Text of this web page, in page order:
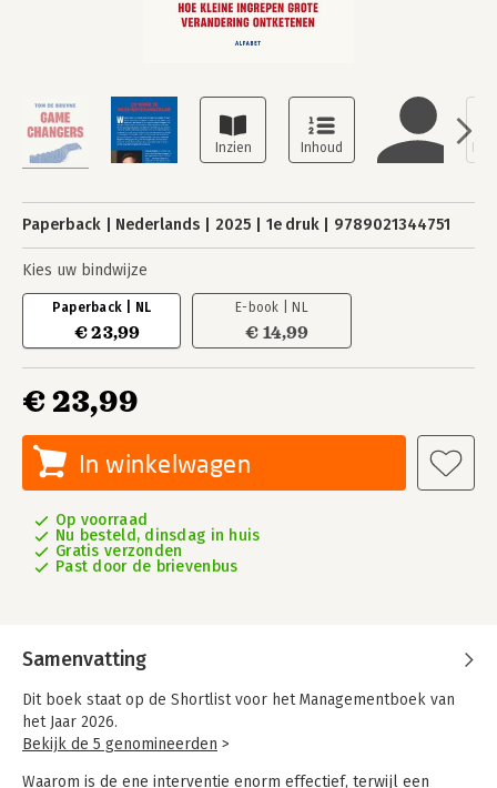
Paperback Nederlands 2025 1e druk 9789021344751
Kies uw bindwijze
Paperback | NL
€ 23,99
E-book | NL
€ 14,99
€ 23,99
In winkelwagen
Op voorraad
Nu besteld, dinsdag in huis
Gratis verzonden
Past door de brievenbus
Samenvatting
Dit boek staat op de Shortlist voor het Managementboek van
het Jaar 2026.
Bekijk de 5 genomineerden >
Waarom is de ene interventie enorm effectief, terwijl een